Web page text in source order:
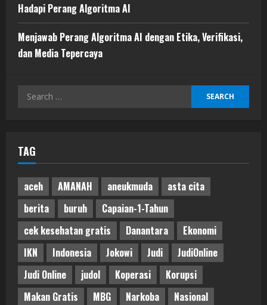
Hadapi Perang Algoritma AI
Menjawab Perang Algoritma AI dengan Etika, Verifikasi,
dan Media Tepercaya
Search
TAG
aceh AMANAH aneukmuda
asta cita
berita
buruh
Capaian-1-Tahun
cek kesehatan gratis
Danantara
Ekonomi
IKN
Indonesia Jokowi Judi
JudiOnline
Judi Online
judol Koperasi
Korupsi
Makan Gratis
MBG Narkoba
Nasional